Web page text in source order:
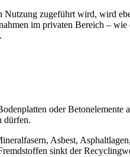
Nutzung zugeführt wird, wird
im privaten Bereich –
oder
dürfen.
Asbest,
sinkt der